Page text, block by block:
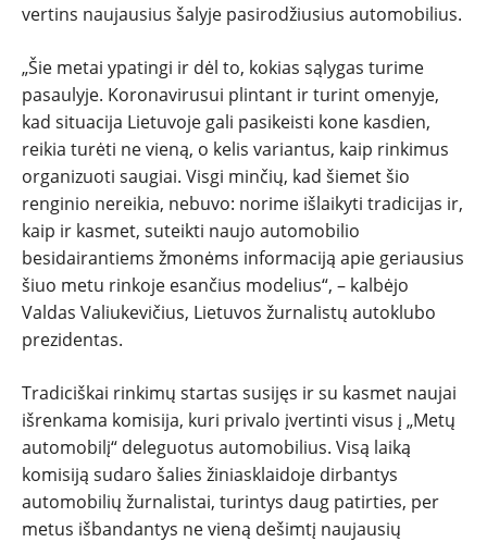
SPORTAS
PATARIMAI
ĮVAIRENYBĖS
vertins naujausius šalyje pasirodžiusius automobilius.
„Šie metai ypatingi ir dėl to, kokias sąlygas turime
pasaulyje. Koronavirusui plintant ir turint omenyje,
kad situacija Lietuvoje gali pasikeisti kone kasdien,
reikia turėti ne vieną, o kelis variantus, kaip rinkimus
organizuoti saugiai. Visgi minčių, kad šiemet šio
renginio nereikia, nebuvo: norime išlaikyti tradicijas ir,
kaip ir kasmet, suteikti naujo automobilio
besidairantiems žmonėms informaciją apie geriausius
šiuo metu rinkoje esančius modelius“, – kalbėjo
Valdas Valiukevičius, Lietuvos žurnalistų autoklubo
prezidentas.
Tradiciškai rinkimų startas susijęs ir su kasmet naujai
išrenkama komisija, kuri privalo įvertinti visus į „Metų
automobilį“ deleguotus automobilius. Visą laiką
komisiją sudaro šalies žiniasklaidoje dirbantys
automobilių žurnalistai, turintys daug patirties, per
metus išbandantys ne vieną dešimtį naujausių